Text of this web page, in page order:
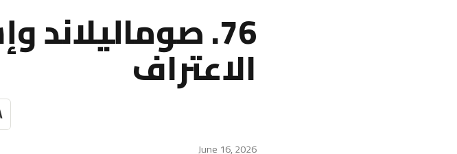
76.
الاعتراف
June 16, 2026